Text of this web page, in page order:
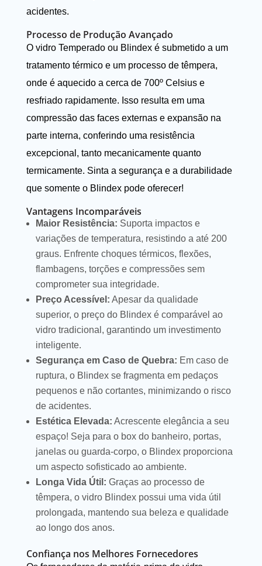
acidentes.
Processo de Produção Avançado
O vidro Temperado ou Blindex é submetido a um
tratamento térmico e um processo de têmpera,
onde é aquecido a cerca de 700º Celsius e
resfriado rapidamente. Isso resulta em uma
compressão das faces externas e expansão na
parte interna, conferindo uma resistência
excepcional, tanto mecanicamente quanto
termicamente. Sinta a segurança e a durabilidade
que somente o Blindex pode oferecer!
Vantagens Incomparáveis
Maior Resistência: Suporta impactos e
variações de temperatura, resistindo a até 200
graus. Enfrente choques térmicos, flexões,
flambagens, torções e compressões sem
comprometer sua integridade.
Preço Acessível: Apesar da qualidade
superior, o preço do Blindex é comparável ao
vidro tradicional, garantindo um investimento
inteligente.
Segurança em Caso de Quebra: Em caso de
ruptura, o Blindex se fragmenta em pedaços
pequenos e não cortantes, minimizando o risco
de acidentes.
Estética Elevada: Acrescente elegância a seu
espaço! Seja para o box do banheiro, portas,
janelas ou guarda-corpo, o Blindex proporciona
um aspecto sofisticado ao ambiente.
Longa Vida Útil: Graças ao processo de
têmpera, o vidro Blindex possui uma vida útil
prolongada, mantendo sua beleza e qualidade
ao longo dos anos.
Confiança nos Melhores Fornecedores